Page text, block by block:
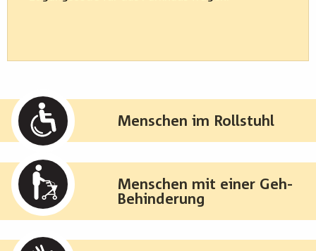
Menschen im Rollstuhl
Menschen mit einer Geh-
Behinderung